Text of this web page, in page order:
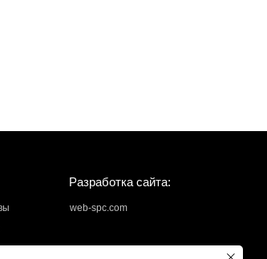
Разработка сайта:
web-spc.com